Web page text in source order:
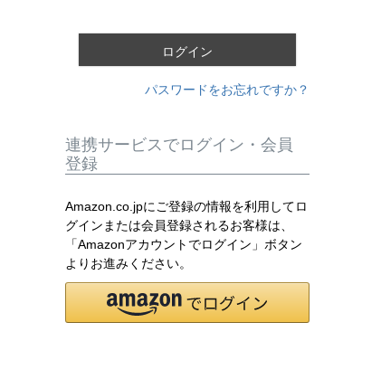
ログイン
パスワードをお忘れですか？
連携サービスでログイン・会員
登録
Amazon.co.jpにご登録の情報を利用してロ
グインまたは会員登録されるお客様は、
「Amazonアカウントでログイン」ボタン
よりお進みください。